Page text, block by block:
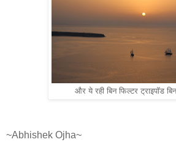
और ये रही बिन फिल्टर ट्राइपॉड
~Abhishek Ojha~